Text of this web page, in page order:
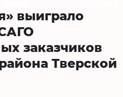
выиграло
заказчиков
Тверской